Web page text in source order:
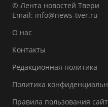
© Лента новостей Твери
Email: info@news-tver.ru
О нас
Контакты
Редакционная политика
Политика
Правила пользования